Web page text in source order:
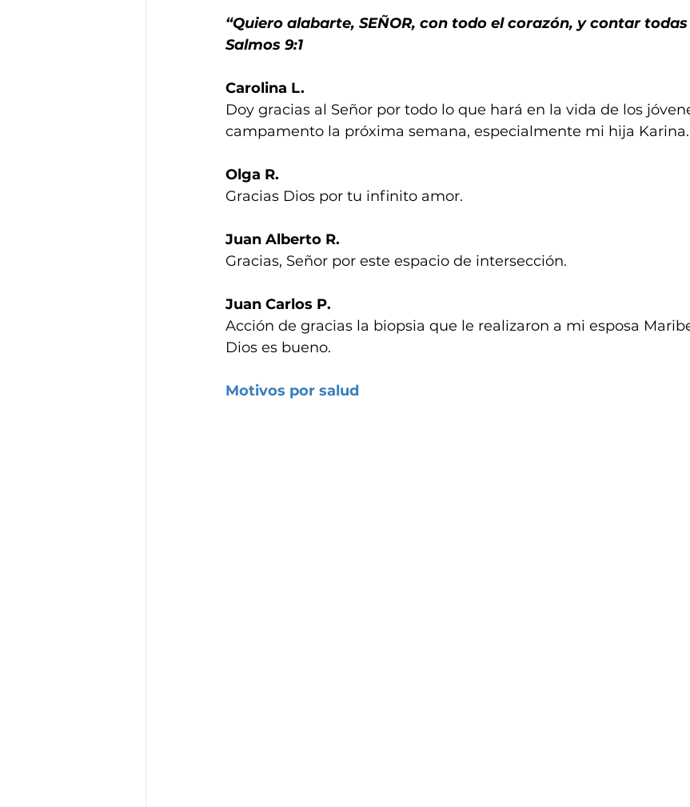
“Quiero alabarte, SEÑOR, con todo el corazón, y contar
Salmos 9:1
Carolina L.
Doy gracias al Señor por todo lo que hará en la vida de los
campamento la próxima semana, especialmente mi hija Karina.
Olga R.
Gracias Dios por tu infinito amor.
Juan Alberto R.
Gracias, Señor por este espacio de intersección.
Juan Carlos P.
Acción de gracias la biopsia que le realizaron a mi esposa
Dios es bueno.
Motivos por salud